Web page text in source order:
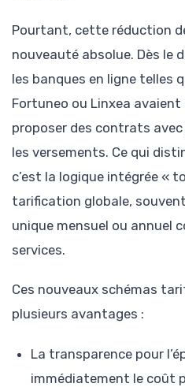
Pourtant, cette réduction
nouveauté absolue. Dès le
les banques en ligne telles
Fortuneo ou Linxea avaient
proposer des contrats
les versements. Ce qui
c’est la logique intégrée «
tarification globale,
unique mensuel ou annuel
services.
Ces nouveaux schémas
plusieurs avantages :
La transparence pour
immédiatement le coût